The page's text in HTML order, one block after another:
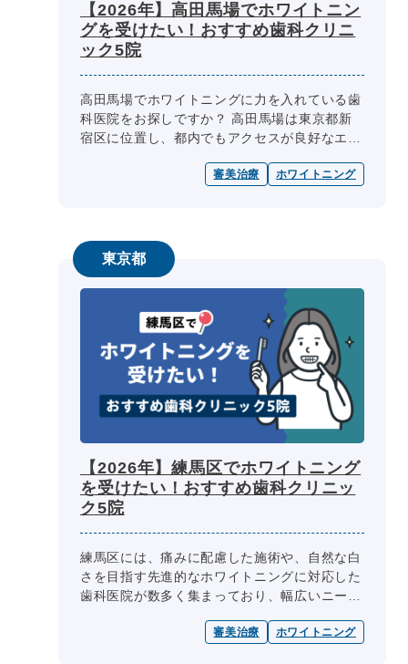
【2026年】高田馬場でホワイトニン
グを受けたい！おすすめ歯科クリニ
ック5院
高田馬場でホワイトニングに力を入れている歯
科医院をお探しですか？ 高田馬場は東京都新
宿区に位置し、都内でもアクセスが良好なエリ
域には、痛みの少ない施術や、自...
審美治療 ホワイトニング
東京都
【2026年】練馬区でホワイトニング
を受けたい！おすすめ歯科クリニッ
ク5院
練馬区には、痛みに配慮した施術や、自然な白
さを目指す先進的なホワイトニングに対応した
歯科医院が数多く集まっており、幅広いニーズ
トチョイス 歯科 byGMOで...
審美治療 ホワイトニング